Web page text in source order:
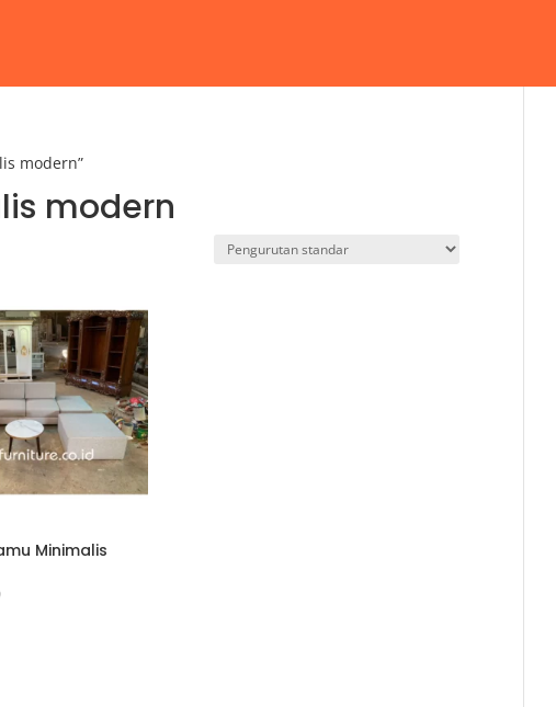
modern”
modern
Minimalis